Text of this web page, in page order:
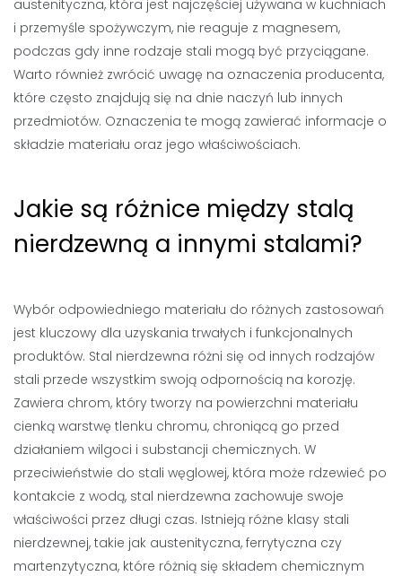
austenityczna, która jest najczęściej używana w kuchniach
i przemyśle spożywczym, nie reaguje z magnesem,
podczas gdy inne rodzaje stali mogą być przyciągane.
Warto również zwrócić uwagę na oznaczenia producenta,
które często znajdują się na dnie naczyń lub innych
przedmiotów. Oznaczenia te mogą zawierać informacje o
składzie materiału oraz jego właściwościach.
Jakie są różnice między stalą
nierdzewną a innymi stalami?
Wybór odpowiedniego materiału do różnych zastosowań
jest kluczowy dla uzyskania trwałych i funkcjonalnych
produktów. Stal nierdzewna różni się od innych rodzajów
stali przede wszystkim swoją odpornością na korozję.
Zawiera chrom, który tworzy na powierzchni materiału
cienką warstwę tlenku chromu, chroniącą go przed
działaniem wilgoci i substancji chemicznych. W
przeciwieństwie do stali węglowej, która może rdzewieć po
kontakcie z wodą, stal nierdzewna zachowuje swoje
właściwości przez długi czas. Istnieją różne klasy stali
nierdzewnej, takie jak austenityczna, ferrytyczna czy
martenzytyczna, które różnią się składem chemicznym